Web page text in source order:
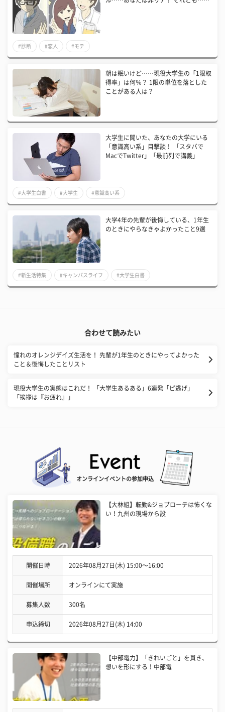
#診断 #恋人 #モテ
朝は眠いけど……現役大学生の「1限取
得率」は何％？ 1限の単位を落とした
ことがある人は？
大学生に聞いた、あなたの大学にいる
「意識高い系」目撃談！ 「スタバで
MacでTwitter」「最前列で講義」
#大学生白書 #大学生 #意識高い系
大学4年の先輩が後悔している、1年生
のときにやらなきゃよかったこと9選
#新生活特集 #キャンパスライフ #大学生白書
合わせて読みたい
憧れのオレンジデイズ生活を！ 先輩が1年生のときにやってよかった
こと＆後悔したことリスト
現役大学生の実態はこれだ！ 「大学生あるある」6連発「ピ逃げ」
「挨拶は『お疲れ』」
オンラインイベントの参加申込
【大林組】転勤&ジョブローテは怖くな
い！九州の現場から設
開催日時 2026年08月27日(木) 15:00〜16:00
開催場所 オンラインにて実施
募集人数 300名
申込締切 2026年08月27日(木) 14:00
【中部電力】「きれいごと」を貫き、
想いを形にする！中部電